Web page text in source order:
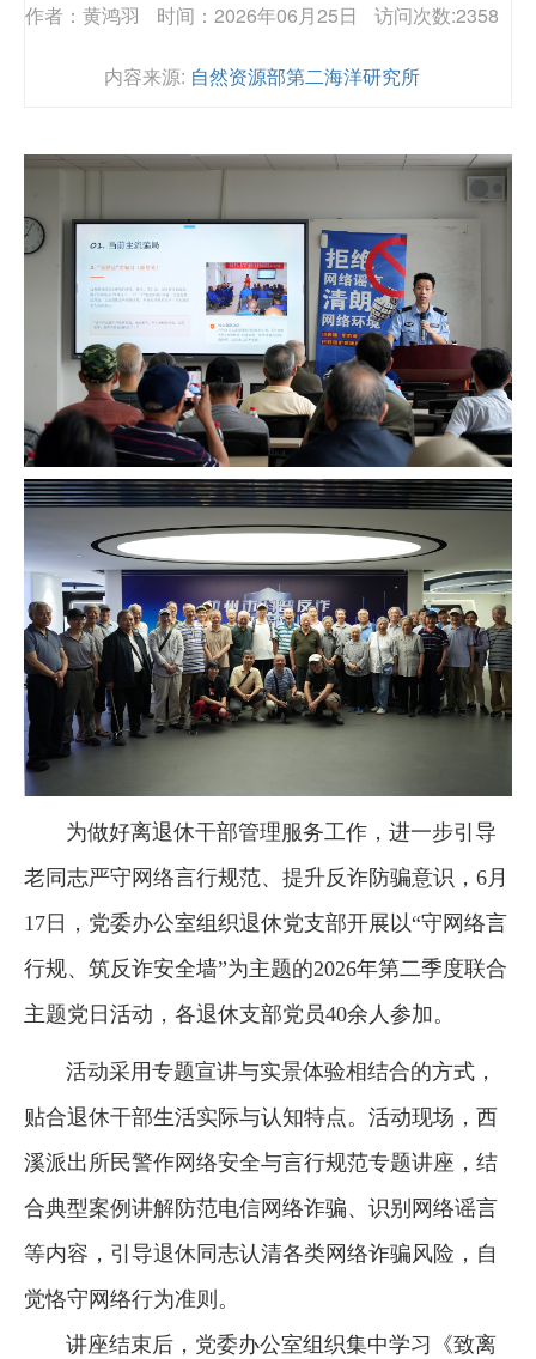
作者：黄鸿羽 时间：2026年06月25日 访问次数:2358
内容来源: 自然资源部第二海洋研究所
为做好离退休干部管理服务工作，进一步引导
老同志严守网络言行规范、提升反诈防骗意识，6月
17日，党委办公室组织退休党支部开展 以“守网络言
行规、筑反诈安全墙”为主题的2026年第二季度联合
主题党日活动，各退休支部党员40余人参加。
活动采用专题宣讲与实景体验相结合的方式，
贴合退休干部生活实际与认知特点。活动现场，西
溪派出所民警作网络安全与言行规范专题讲座，结
合典型案例讲解防范电信网络诈骗、识别网络谣言
等内容，引导退休同志认清各类网络诈骗风险，自
觉恪守网络行为准则。
讲座结束后，党委办公室组织集中学习《致离